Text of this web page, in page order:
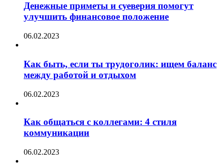
Денежные приметы и суеверия помогут
улучшить финансовое положение
06.02.2023
Как быть, если ты трудоголик: ищем баланс
между работой и отдыхом
06.02.2023
Как общаться с коллегами: 4 стиля
коммуникации
06.02.2023